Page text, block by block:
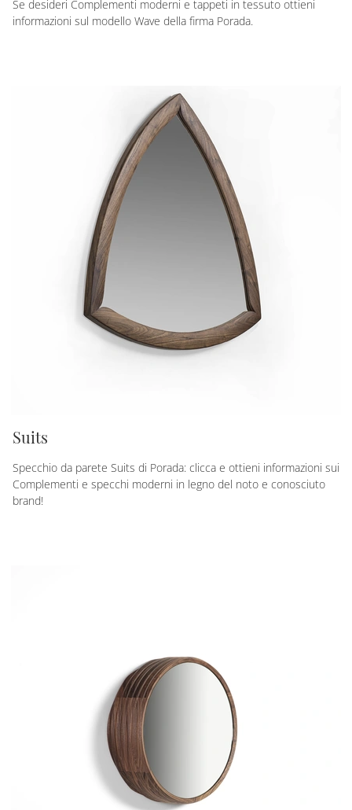
Se desideri Complementi moderni e tappeti in tessuto ottieni
informazioni sul modello Wave della firma Porada.
Suits
Specchio da parete Suits di Porada: clicca e ottieni informazioni sui
Complementi e specchi moderni in legno del noto e conosciuto
brand!